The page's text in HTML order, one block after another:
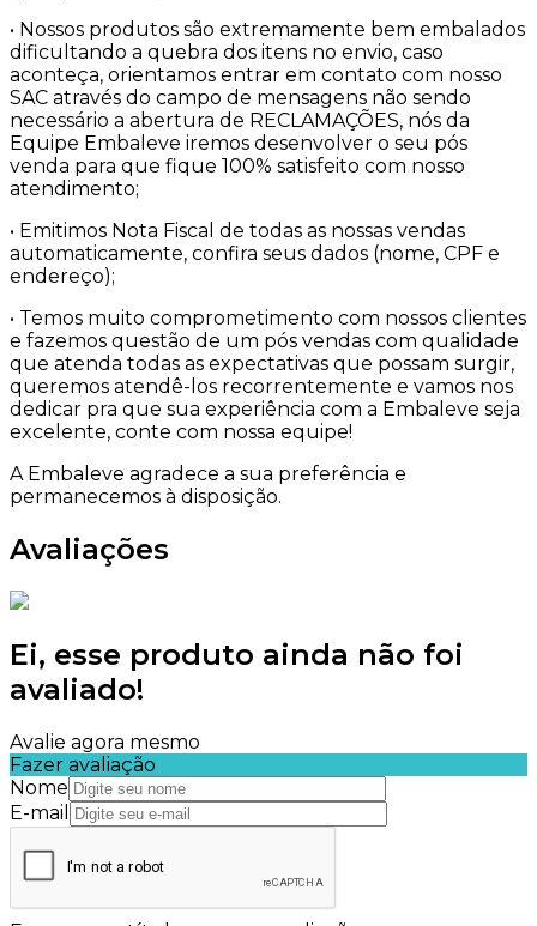
• Nossos produtos são extremamente bem embalados
dificultando a quebra dos itens no envio, caso
aconteça, orientamos entrar em contato com nosso
SAC através do campo de mensagens não sendo
necessário a abertura de RECLAMAÇÕES, nós da
Equipe Embaleve iremos desenvolver o seu pós
venda para que fique 100% satisfeito com nosso
atendimento;
• Emitimos Nota Fiscal de todas as nossas vendas
automaticamente, confira seus dados (nome, CPF e
endereço);
• Temos muito comprometimento com nossos clientes
e fazemos questão de um pós vendas com qualidade
que atenda todas as expectativas que possam surgir,
queremos atendê-los recorrentemente e vamos nos
dedicar pra que sua experiência com a Embaleve seja
excelente, conte com nossa equipe!
A Embaleve agradece a sua preferência e
permanecemos à disposição.
Avaliações
Ei, esse produto ainda não foi
avaliado!
Avalie agora mesmo
Fazer avaliação
Nome
E-mail